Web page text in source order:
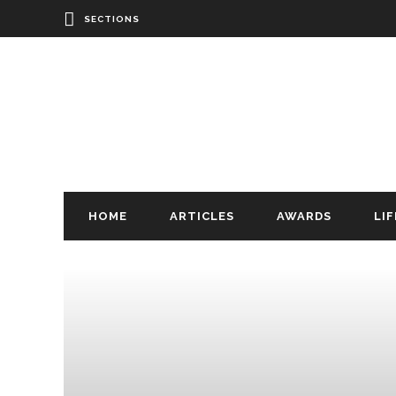
SECTIONS
HOME ARTICLES AWARDS